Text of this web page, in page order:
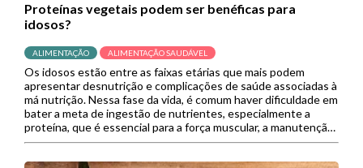
Proteínas vegetais podem ser benéficas para
idosos?
ALIMENTAÇÃO ALIMENTAÇÃO SAUDÁVEL
Os idosos estão entre as faixas etárias que mais podem
apresentar desnutrição e complicações de saúde associadas à
má nutrição. Nessa fase da vida, é comum haver dificuldade em
bater a meta de ingestão de nutrientes, especialmente a
proteína, que é essencial para a força muscular, a manutenção
das atividades diárias e a qualidade de […]